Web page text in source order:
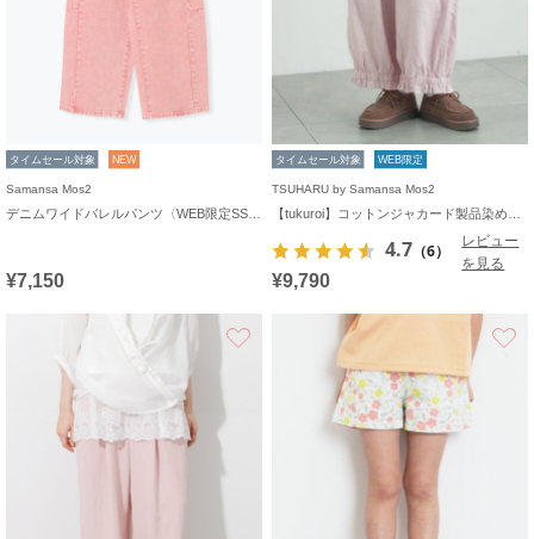
タイムセール対象 NEW
Samansa Mos2
¥7,150
タイムセール対象 WEB限定
TSUHARU by Samansa Mos2
4.7 （6）
レビュー
を見る
¥9,790